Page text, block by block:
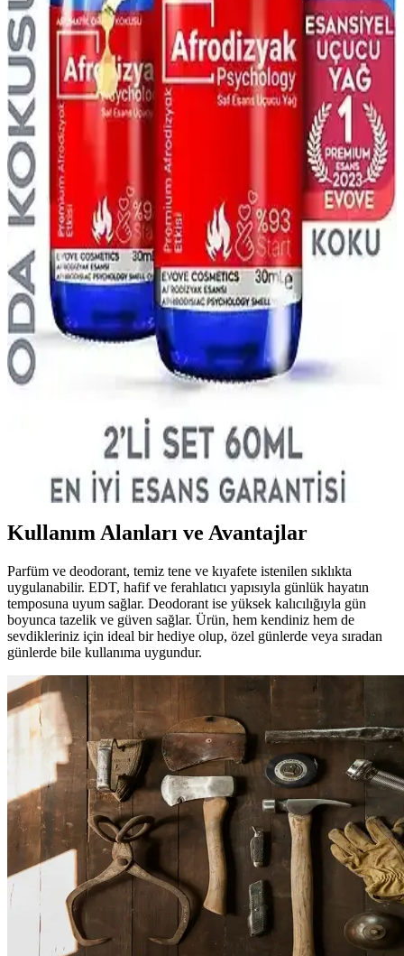
Afrodizyak Temalı Parfümler: Çekiciliği Artıran
Kokuların Güncel Trendleri ve Özellikleri
Afrodizyak temalı parfümler, içerdikleri maddeler ve koku
profilleriyle romantik ve çekici bir izlenim bırakmak isteyenler için
ideal seçenekler sunar.
Afro Dynamic Parfüm ve Ferah Koku Özellikleri
Hakkında Bilgi ve Değerlendirme
Afro Dynamic parfümü, ferah ve taze koku beklentilerine uygun
olup olmadığını anlamak için içerik ve kullanıcı yorumlarına
bakmak gerekir. Notalar ve koku profili önemli faktörlerdir.
Afro Dynamic Parfüm Günlük Kullanım İçin
Uygun Mu Hafif ve Kalıcı Özellikleriyle
Afro Dynamic parfüm, hafif yapısı ve odunsu notalarıyla günlük
kullanım için ideal, ferah ve kalıcı bir seçenektir. Ofis ve günlük
aktivitelerde hoş bir koku sağlar.
Afrodizyak Etkili Kozmetik Ürünleri: Doğal
İçeriklerle Çekiciliği Artırma Yöntemleri
Doğal içeriklerle zenginleştirilmiş afrodizyak etkili kozmetik
ürünleri, kendine güveni artırır ve romantik ortamlar için tercih edilir.
Güvenli kullanım ve içerik testi önemlidir.
Kullanım Alanları ve Avantajlar
Parfüm ve deodorant, temiz tene ve kıyafete istenilen sıklıkta
uygulanabilir. EDT, hafif ve ferahlatıcı yapısıyla günlük hayatın
temposuna uyum sağlar. Deodorant ise yüksek kalıcılığıyla gün
boyunca tazelik ve güven sağlar. Ürün, hem kendiniz hem de
sevdikleriniz için ideal bir hediye olup, özel günlerde veya sıradan
günlerde bile kullanıma uygundur.